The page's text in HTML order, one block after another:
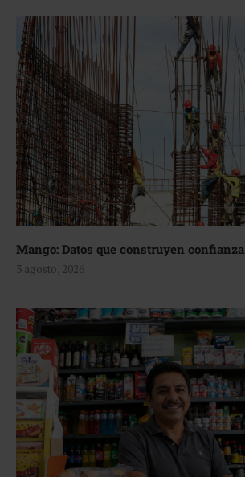
Mango: Datos que construyen confianza
3 agosto, 2026